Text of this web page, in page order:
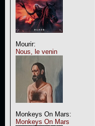
Mourir:
Nous, le venin
Monkeys On Mars:
Monkeys On Mars